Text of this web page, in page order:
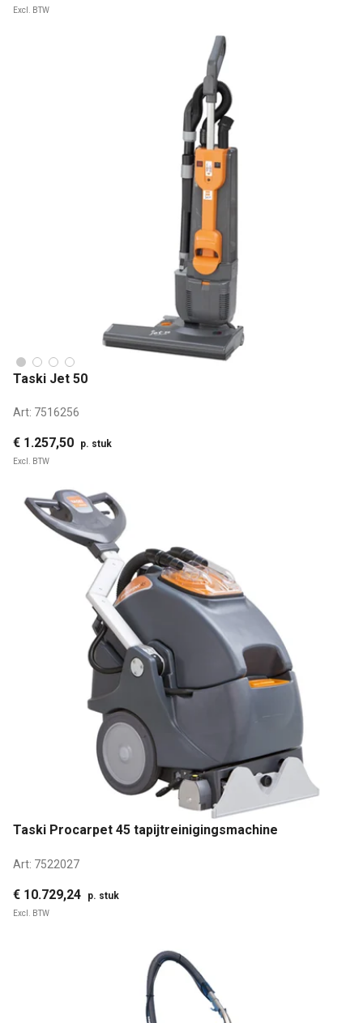
Excl. BTW
Taski Jet 50
Art: 7516256
€ 1.257,50 p. stuk
Excl. BTW
Taski Procarpet 45 tapijtreinigingsmachine
Art: 7522027
€ 10.729,24 p. stuk
Excl. BTW